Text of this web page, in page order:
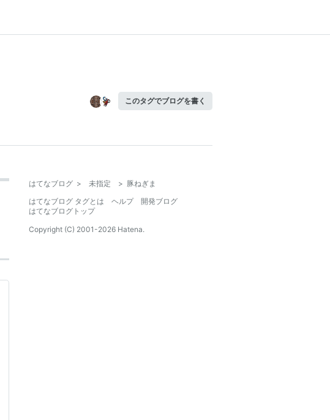
このタグでブログを書く
はてなブログ > 未指定 > 豚ねぎま
はてなブログ タグとは
ヘルプ
開発ブログ
はてなブログトップ
Copyright (C) 2001-2026 Hatena.